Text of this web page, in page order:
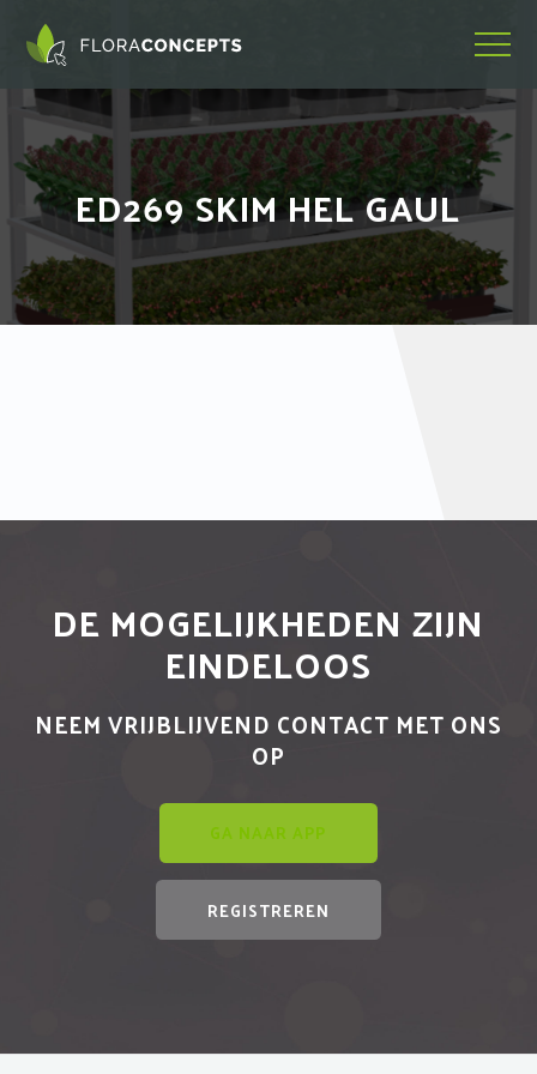
ED269 SKIM HEL GAUL
DE MOGELIJKHEDEN ZIJN
EINDELOOS
NEEM VRIJBLIJVEND CONTACT MET ONS
OP
GA NAAR APP
REGISTREREN